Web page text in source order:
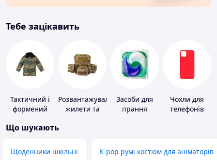
Тебе зацікавить
Тактичний і
формений
Розвантажувальні
жилети та
Засоби для
прання
Чохли для
телефонів
Що шукають
Щоденники шкільні K-pop румі костюм для аніматорів